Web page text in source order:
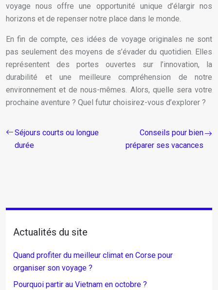
voyage nous offre une opportunité unique d’élargir nos
horizons et de repenser notre place dans le monde.
En fin de compte, ces idées de voyage originales ne sont
pas seulement des moyens de s’évader du quotidien. Elles
représentent des portes ouvertes sur l’innovation, la
durabilité et une meilleure compréhension de notre
environnement et de nous-mêmes. Alors, quelle sera votre
prochaine aventure ? Quel futur choisirez-vous d’explorer ?
Séjours courts ou longue
durée
Conseils pour bien
préparer ses vacances
Actualités du site
Quand profiter du meilleur climat en Corse pour
organiser son voyage ?
Pourquoi partir au Vietnam en octobre ?